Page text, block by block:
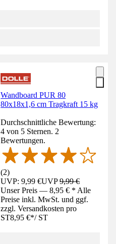
Wandboard PUR 80
80x18x1,6 cm Tragkraft 15 kg
Durchschnittliche Bewertung:
4 von 5 Sternen. 2
Bewertungen.
(2)
UVP: 9,99 €UVP9,99 €
Unser Preis — 8,95 € * Alle
Preise inkl. MwSt. und ggf.
zzgl. Versandkosten pro
ST8,95 €*/ ST